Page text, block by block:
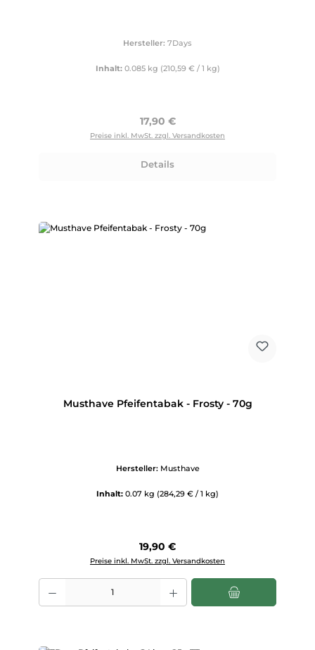
Hersteller: 7Days
Inhalt: 0.085 kg (210,59 € / 1 kg)
Regulärer Preis:
17,90 €
Preise inkl. MwSt. zzgl. Versandkosten
Details
Musthave Pfeifentabak - Frosty - 70g
Hersteller: Musthave
Inhalt: 0.07 kg (284,29 € / 1 kg)
Regulärer Preis:
19,90 €
Preise inkl. MwSt. zzgl. Versandkosten
Produkt Anzahl: Gib den gewünschten Wert ein oder benutze die